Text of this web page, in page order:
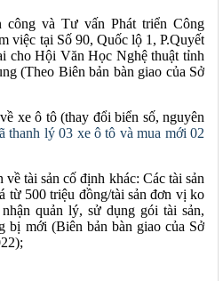
công và Tư vấn Phát triển Công
việc tại Số 90, Quốc lộ 1, P.Quyết
cho Hội Văn Học Nghệ thuật tỉnh
(Theo Biên bản bàn giao của Sở
xe ô tô (thay đổi biển số, nguyên
thanh lý 03 xe ô tô và mua mới 02
tài sản cố định khác: Các tài sản
từ 500 triệu đồng/tài sản đơn vị ko
quản lý, sử dụng gói tài sản,
bị mới (Biên bản bàn giao của Sở